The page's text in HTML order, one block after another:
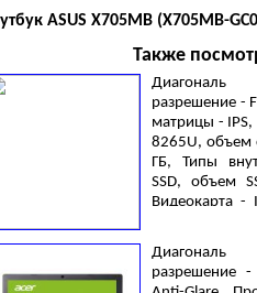
ASUS X705MB (X705MB-
Также
разрешение -
матрицы -
8265U, объем
ГБ, Типы
SSD, объем
Видеокарта -
без
разрешение